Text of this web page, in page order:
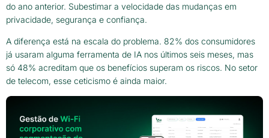
do ano anterior. Subestimar a velocidade das mudanças em
privacidade, segurança e confiança.
A diferença está na escala do problema. 82% dos consumidores
já usaram alguma ferramenta de IA nos últimos seis meses, mas
só 48% acreditam que os benefícios superam os riscos. No setor
de telecom, esse ceticismo é ainda maior.